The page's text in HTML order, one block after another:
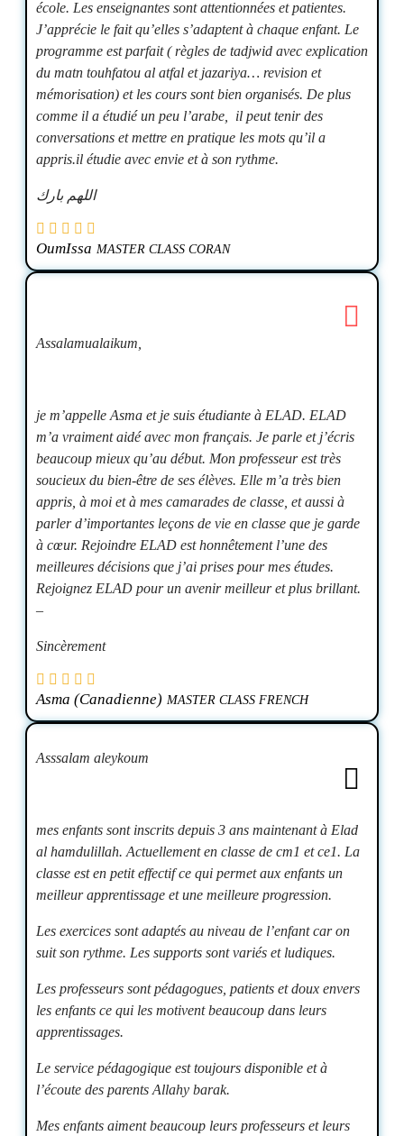
école. Les enseignantes sont attentionnées et patientes.
J’apprécie le fait qu’elles s’adaptent à chaque enfant. Le
programme est parfait ( règles de tadjwid avec explication
du matn touhfatou al atfal et jazariya… revision et
mémorisation) et les cours sont bien organisés. De plus
comme il a étudié un peu l’arabe, il peut tenir des
conversations et mettre en pratique les mots qu’il a
appris.il étudie avec envie et à son rythme.
اللهم بارك
OumIssa MASTER CLASS CORAN
Assalamualaikum,
je m’appelle Asma et je suis étudiante à ELAD. ELAD
m’a vraiment aidé avec mon français. Je parle et j’écris
beaucoup mieux qu’au début. Mon professeur est très
soucieux du bien-être de ses élèves. Elle m’a très bien
appris, à moi et à mes camarades de classe, et aussi à
parler d’importantes leçons de vie en classe que je garde
à cœur. Rejoindre ELAD est honnêtement l’une des
meilleures décisions que j’ai prises pour mes études.
Rejoignez ELAD pour un avenir meilleur et plus brillant.
–
Sincèrement
Asma (Canadienne) MASTER CLASS FRENCH
Asssalam aleykoum
mes enfants sont inscrits depuis 3 ans maintenant à Elad
al hamdulillah. Actuellement en classe de cm1 et ce1. La
classe est en petit effectif ce qui permet aux enfants un
meilleur apprentissage et une meilleure progression.
Les exercices sont adaptés au niveau de l’enfant car on
suit son rythme. Les supports sont variés et ludiques.
Les professeurs sont pédagogues, patients et doux envers
les enfants ce qui les motivent beaucoup dans leurs
apprentissages.
Le service pédagogique est toujours disponible et à
l’écoute des parents Allahy barak.
Mes enfants aiment beaucoup leurs professeurs et leurs